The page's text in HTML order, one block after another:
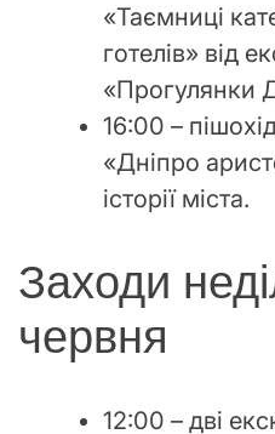
«Таємниці
готелів» від
«Прогулянки
16:00 –
«Дніпро
історії міста.
Заходи
червня
12:00 – дві